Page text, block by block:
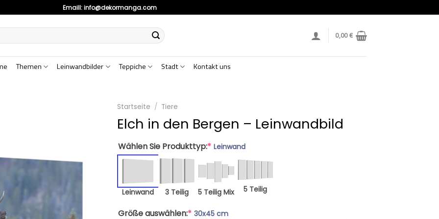
Emaill:info@dekormanga.com
0,00€
Themen Leinwandbilder Teppiche Stadt Kontakt uns
Startseite / Tiere
Elch in den Bergen – Leinwandbild
Wählen Sie Produkttyp:* Leinwand
Leinwand 3 Teilig 5 Teilig Mix 5 Teilig
Größe auswählen:* 30x45 cm